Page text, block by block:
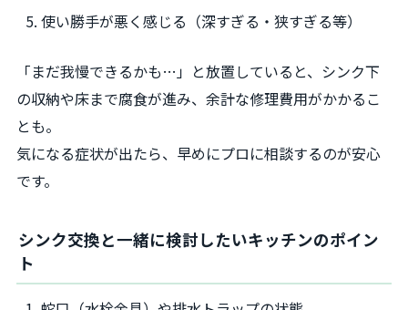
使い勝手が悪く感じる（深すぎる・狭すぎる等）
「まだ我慢できるかも…」と放置していると、シンク下
の収納や床まで腐食が進み、余計な修理費用がかかるこ
とも。
気になる症状が出たら、早めにプロに相談するのが安心
です。
シンク交換と一緒に検討したいキッチンのポイン
ト